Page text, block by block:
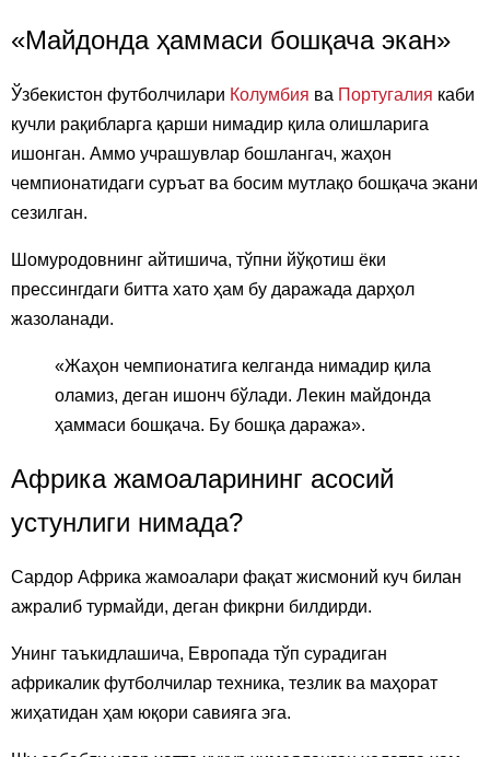
«Майдонда ҳаммаси бошқача экан»
Ўзбекистон футболчилари Колумбия ва Португалия каби
кучли рақибларга қарши нимадир қила олишларига
ишонган. Аммо учрашувлар бошлангач, жаҳон
чемпионатидаги суръат ва босим мутлақо бошқача экани
сезилган.
Шомуродовнинг айтишича, тўпни йўқотиш ёки
прессингдаги битта хато ҳам бу даражада дарҳол
жазоланади.
«Жаҳон чемпионатига келганда нимадир қила
оламиз, деган ишонч бўлади. Лекин майдонда
ҳаммаси бошқача. Бу бошқа даража».
Африка жамоаларининг асосий
устунлиги нимада?
Сардор Африка жамоалари фақат жисмоний куч билан
ажралиб турмайди, деган фикрни билдирди.
Унинг таъкидлашича, Европада тўп сурадиган
африкалик футболчилар техника, тезлик ва маҳорат
жиҳатидан ҳам юқори савияга эга.